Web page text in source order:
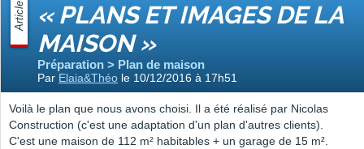
Article « PLANS ET IMAGES DE LA
MAISON »
Préparation > Plan de maison
Par Elaia&Théo le 10/12/2016 à 17h51
Voilà le plan que nous avons choisi. Il a été réalisé par Nicolas
Construction (c'est une adaptation d'un plan d'autres clients).
C'est une maison de 112 m² habitables + un garage de 15 m².